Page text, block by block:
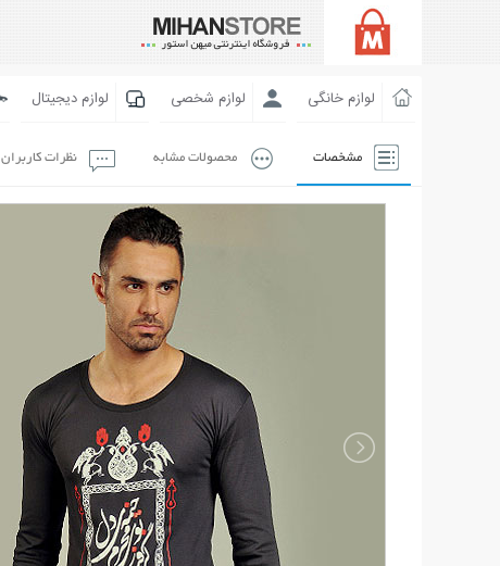
لوازم خانگی لوازم شخصی لوازم دیجیتال
مشخصات محصولات مشابه نظرات کاربران